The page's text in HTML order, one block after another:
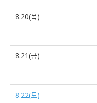
8.20(목)
8.21(금)
8.22(토)